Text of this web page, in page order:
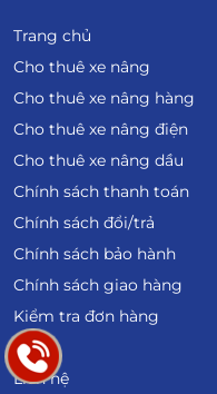
Trang chủ
Cho thuê xe nâng
Cho thuê xe nâng hàng
Cho thuê xe nâng điện
Cho thuê xe nâng dầu
Chính sách thanh toán
Chính sách đổi/trả
Chính sách bảo hành
Chính sách giao hàng
Kiểm tra đơn hàng
Blog
Liên hệ